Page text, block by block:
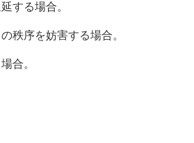
する場合。
秩序を妨害する場合。
合。